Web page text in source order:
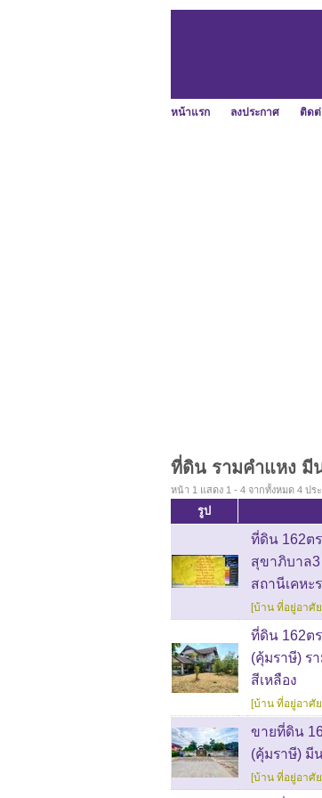
หน้าแรก ลงประกาศ ติดต่
ที่ดิน รามคำแหง มี
หน้า 1 แสดง 1 - 4 จากทั้งหมด 4 ปร
รูป
ที่ดิน 162ต
สุขาภิบาล3
สถานีเคหะ
[บ้าน ที่อยู่อาศั
ที่ดิน 162ต
(คุ้มราษี) ร
สีเหลือง
[บ้าน ที่อยู่อาศั
ขายที่ดิน
(คุ้มราษี) มี
[บ้าน ที่อยู่อาศั